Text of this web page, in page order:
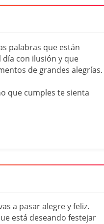
palabras que están
día con ilusión y que
de grandes alegrías.
que cumples te sienta
a pasar alegre y feliz.
está deseando festejar